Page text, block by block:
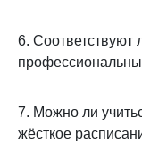
6.
7. Можно ли
жёсткое